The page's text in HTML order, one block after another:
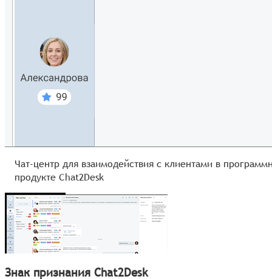
Чат-центр для взаимодействия с клиентами в
продукте Chat2Desk
Знак признания Chat2Desk